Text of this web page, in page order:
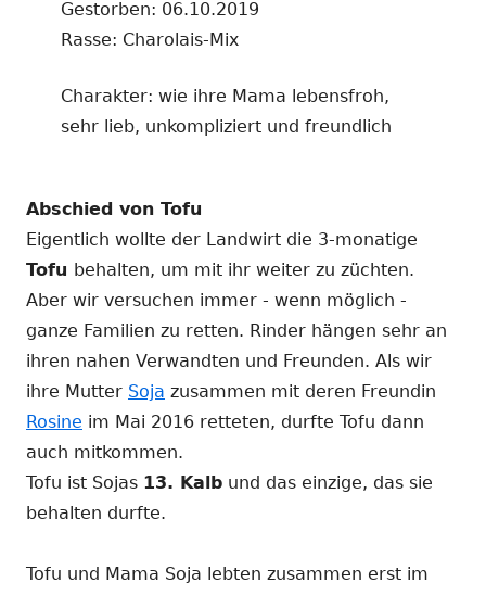
Gestorben: 06.10.2019
Rasse: Charolais-Mix
Charakter: wie ihre Mama lebensfroh,
sehr lieb, unkompliziert und freundlich
Abschied von Tofu
Eigentlich wollte der Landwirt die 3-monatige
Tofu behalten, um mit ihr weiter zu züchten.
Aber wir versuchen immer - wenn möglich -
ganze Familien zu retten. Rinder hängen sehr an
ihren nahen Verwandten und Freunden. Als wir
ihre Mutter Soja zusammen mit deren Freundin
Rosine im Mai 2016 retteten, durfte Tofu dann
auch mitkommen.
Tofu ist Sojas 13. Kalb und das einzige, das sie
behalten durfte.
Tofu und Mama Soja lebten zusammen erst im